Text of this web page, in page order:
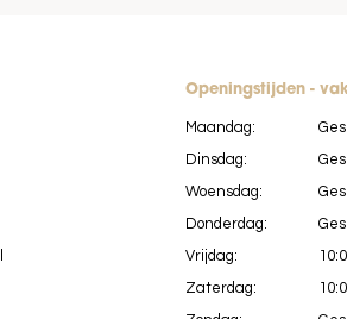
Openingstijden -
Maandag:
Dinsdag:
Woensdag:
Donderdag:
Vrijdag:
Zaterdag: